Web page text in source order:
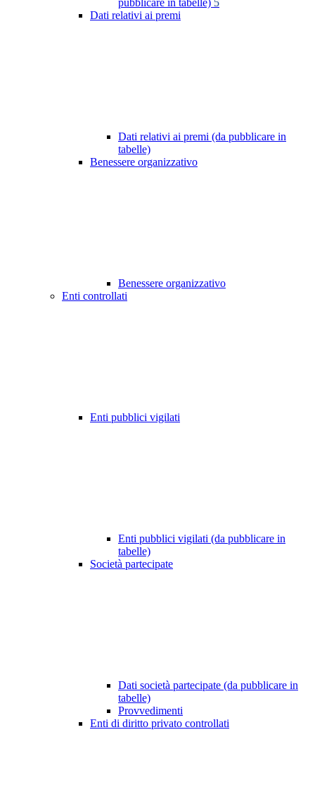
pubblicare in tabelle) 5
Dati relativi ai premi
Dati relativi ai premi (da pubblicare in
tabelle)
Benessere organizzativo
Benessere organizzativo
Enti controllati
Enti pubblici vigilati
Enti pubblici vigilati (da pubblicare in
tabelle)
Società partecipate
Dati società partecipate (da pubblicare in
tabelle)
Provvedimenti
Enti di diritto privato controllati